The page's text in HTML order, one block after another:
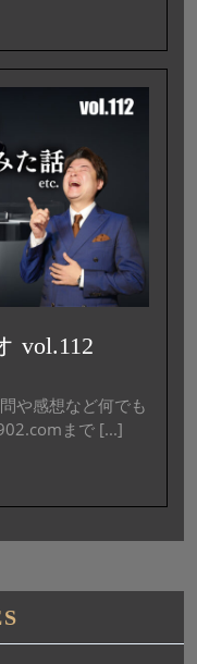
vol.112
や感想など何でも
まで [...]